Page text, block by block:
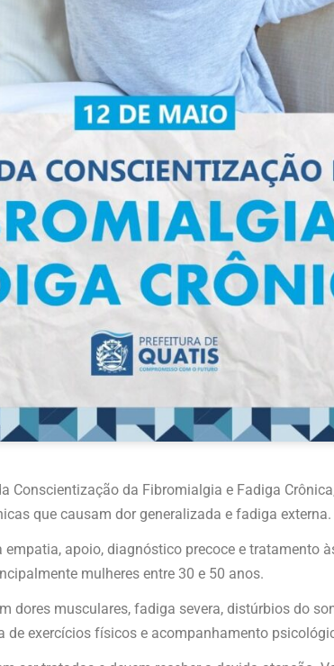
Conscientização da Fibromialgia e Fadiga
que causam dor generalizada e fadiga externa.
apoio, diagnóstico precoce e tratamento
mulheres entre 30 e 50 anos.
dores musculares, fadiga severa, distúrbios do
de exercícios físicos e acompanhamento